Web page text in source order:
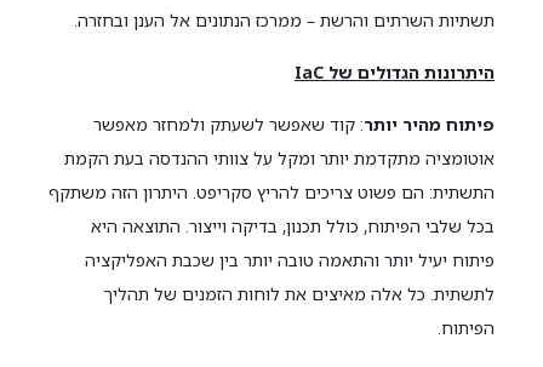
תשתיות השרתים והרשת – ממרכז הנתונים אל הענן ובחזרה.
היתרונות הגדולים של IaC
פיתוח מהיר יותר: קוד שאפשר לשעתק ולמחזר מאפשר
אוטומציה מתקדמת יותר ומקל על צוותי ההנדסה בעת הקמת
התשתית: הם פשוט צריכים להריץ סקריפט. היתרון הזה משתקף
בכל שלבי הפיתוח, כולל תכנון, בדיקה וייצור. התוצאה היא
פיתוח יעיל יותר והתאמה טובה יותר בין שכבת האפליקציה
לתשתית. כל אלה מאיצים את לוחות הזמנים של תהליך
הפיתוח.